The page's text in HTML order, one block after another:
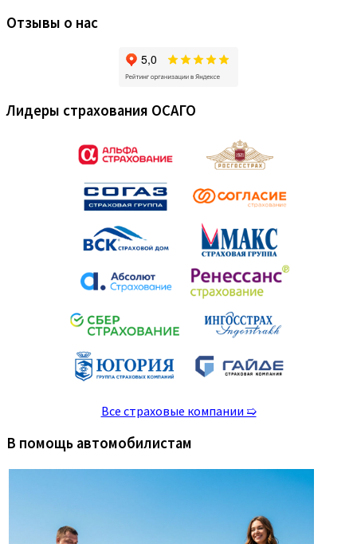
Отзывы о нас
Лидеры страхования ОСАГО
Все страховые компании ➯
В помощь автомобилистам